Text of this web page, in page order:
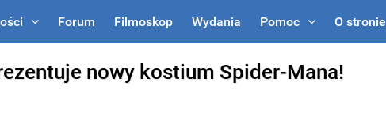
Forum Filmoskop Wydania Pomoc O stronie
nowy kostium Spider-Mana!